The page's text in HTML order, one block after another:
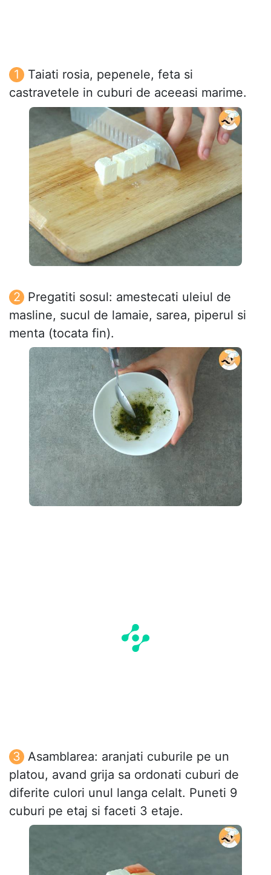
Taiati rosia, pepenele, feta si
castravetele in cuburi de aceeasi marime.
Pregatiti sosul: amestecati uleiul de
masline, sucul de lamaie, sarea, piperul si
menta (tocata fin).
Asamblarea: aranjati cuburile pe un
platou, avand grija sa ordonati cuburi de
diferite culori unul langa celalt. Puneti 9
cuburi pe etaj si faceti 3 etaje.